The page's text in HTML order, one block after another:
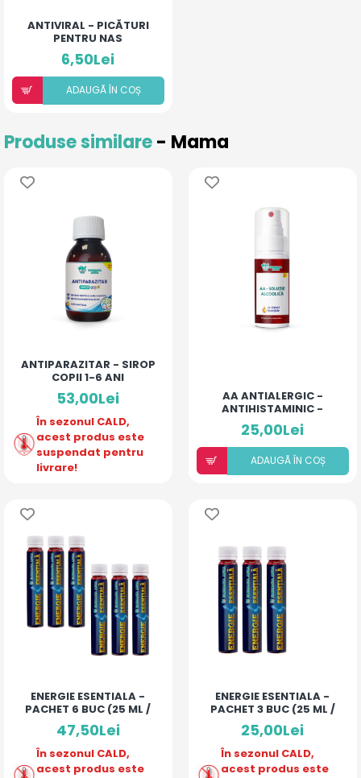
ANTIVIRAL - PICĂTURI
PENTRU NAS
6,50Lei
ADAUGÃ ÎN COȘ
Produse similare- Mama
ANTIPARAZITAR - SIROP
COPII 1-6 ANI
53,00Lei
În sezonul CALD,
acest produs este
suspendat pentru
livrare!
AA ANTIALERGIC -
ANTIHISTAMINIC -
SOLUȚIE ALCOOLICĂ CU
10% ULEIURI ESENȚIALE
25,00Lei
ADAUGÃ ÎN COȘ
ENERGIE ESENTIALA -
PACHET 6 BUC (25 ML /
MONODOZA)
47,50Lei
În sezonul CALD,
acest produs este
ENERGIE ESENTIALA -
PACHET 3 BUC (25 ML /
MONODOZA)
25,00Lei
În sezonul CALD,
acest produs este